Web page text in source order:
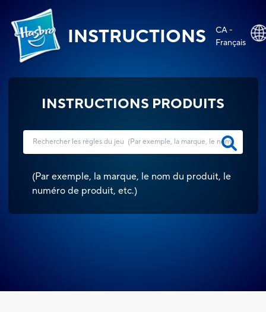
INSTRUCTIONS
CA -
Français
INSTRUCTIONS PRODUITS
(Par exemple, la marque, le nom du produit, le
numéro de produit, etc.)